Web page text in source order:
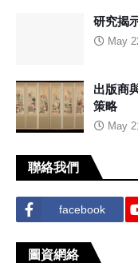
研究揭
May
出版商
策略
May
聯絡我們
facebook
圖資網絡